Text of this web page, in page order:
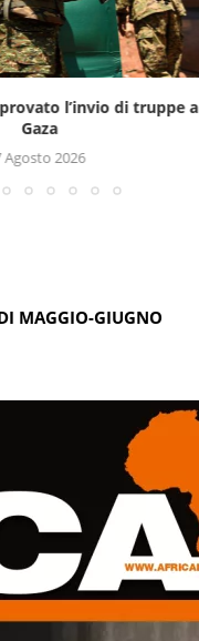
l’invio di truppe a
Gaza
Agosto 2026
MAGGIO-GIUGNO